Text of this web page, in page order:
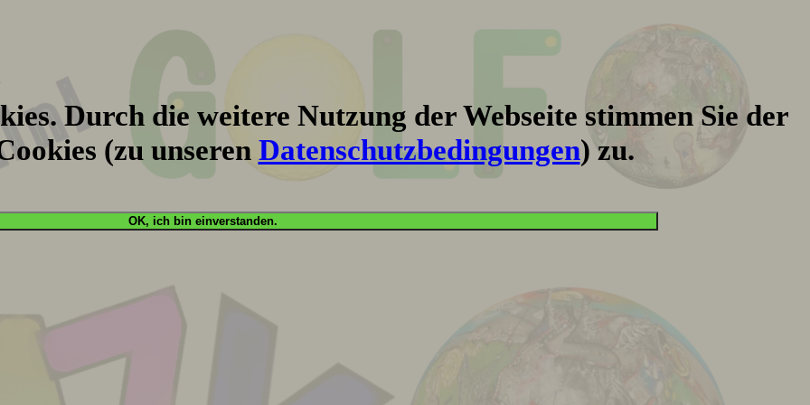
Durch die weitere Nutzung der Webseite stimmen Sie der
(zu unseren Datenschutzbedingungen) zu.
OK, ich bin einverstanden.